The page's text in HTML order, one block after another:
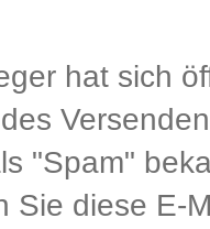
hat sich
"Spam"
Sie diese E-